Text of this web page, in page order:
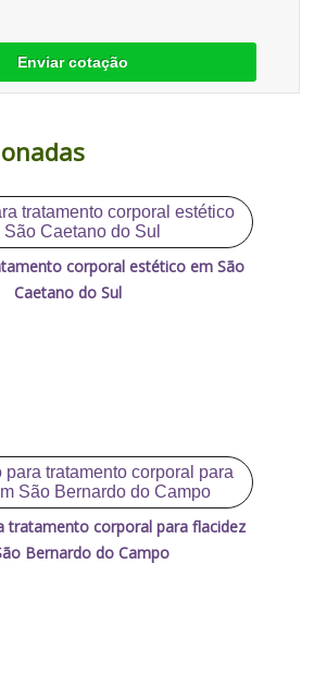
Enviar cotação
corporal estético em São
Caetano do Sul
tratamento corporal para flacidez
Bernardo do Campo